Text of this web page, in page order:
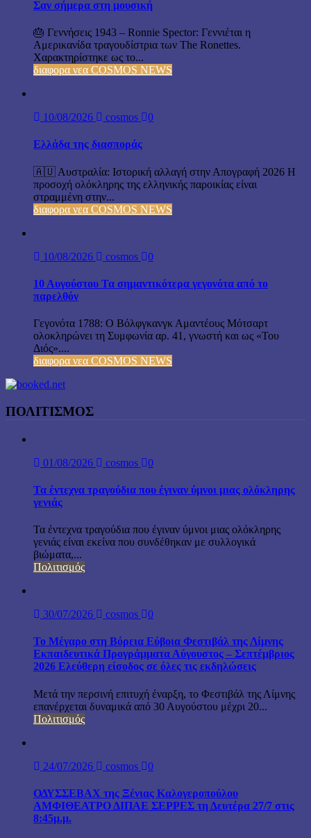
Σαν σήμερα στη μουσική
🎂 Γεννήσεις 1943 – Ronnie Spector: Γεννιέται η
Αμερικανίδα τραγουδίστρια των The Ronettes.
Χαρακτηρίστηκε ως το...
διαφορα νεα COSMOS NEWS
10/08/2026 cosmos 0
Ελλάδα της διασποράς
🇦🇺 Αυστραλία: Ιστορική αλλαγή στην Απογραφή 2026 Η
προσοχή ολόκληρης της ελληνικής παροικίας είναι
στραμμένη στην...
διαφορα νεα COSMOS NEWS
10/08/2026 cosmos 0
10 Αυγούστου Τα σημαντικότερα γεγονότα από το
παρελθόν
Γεγονότα 1788: Ο Βόλφγκανγκ Αμαντέους Μότσαρτ
ολοκληρώνει τη Συμφωνία αρ. 41, γνωστή και ως «Του
Διός»....
διαφορα νεα COSMOS NEWS
ΠΟΛΙΤΙΣΜΟΣ
01/08/2026 cosmos 0
Τα έντεχνα τραγούδια που έγιναν ύμνοι μιας ολόκληρης
γενιάς
Τα έντεχνα τραγούδια που έγιναν ύμνοι μιας ολόκληρης
γενιάς είναι εκείνα που συνδέθηκαν με συλλογικά
βιώματα,...
Πολιτισμός
30/07/2026 cosmos 0
Το Μέγαρο στη Βόρεια Εύβοια Φεστιβάλ της Λίμνης
Εκπαιδευτικά Προγράμματα Αύγουστος – Σεπτέμβριος
2026 Ελεύθερη είσοδος σε όλες τις εκδηλώσεις
Μετά την περσινή επιτυχή έναρξη, το Φεστιβάλ της Λίμνης
επανέρχεται δυναμικά από 30 Αυγούστου μέχρι 20...
Πολιτισμός
24/07/2026 cosmos 0
ΟΔΥΣΣΕΒΑΧ της Ξένιας Καλογεροπούλου
ΑΜΦΙΘΕΑΤΡΟ ΔΙΠΑΕ ΣΕΡΡΕΣ τη Δευτέρα 27/7 στις
8:45μ.μ.